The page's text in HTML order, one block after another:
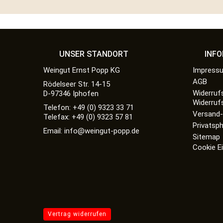
UNSER STANDORT
Weingut Ernst Popp KG
Rödelseer Str. 14-15
D-97346 Iphofen
Telefon: +49 (0) 9323 33 71
Telefax: +49 (0) 9323 57 81
Email: info@weingut-popp.de
AGB
Sitemap
Cookie
Vertrag widerrufen